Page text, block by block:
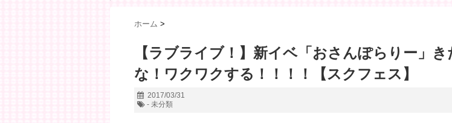
ホーム >
【ラブライブ！】新イベ「おさんぽらりー」き
な！ワクワクする！！！！【スクフェス】
2017/03/31
- 未分類